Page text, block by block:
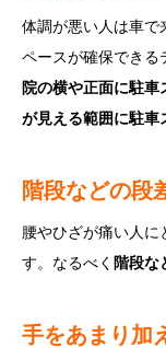
体調が悪い人は車で
ペースが確保できる
院の横や正面に駐車
が見える範囲に駐車
階段などの段
腰やひざが痛い人に
す。なるべく 階段な
手をあまり加